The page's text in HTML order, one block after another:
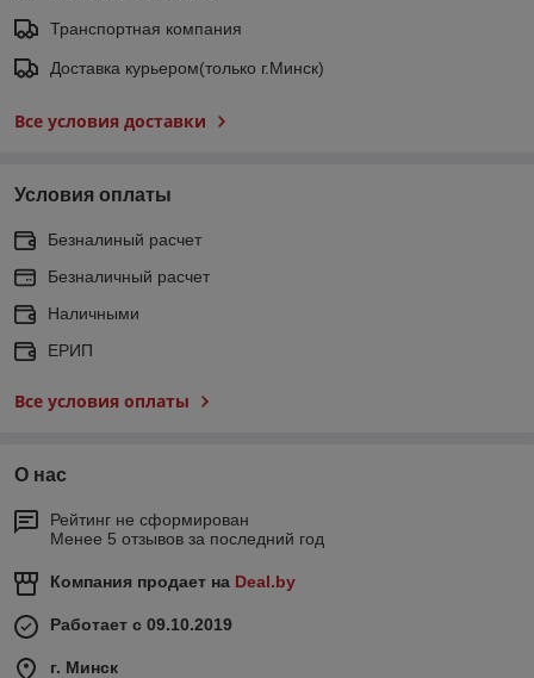
Транспортная компания
Доставка курьером(только г.Минск)
Все условия доставки
Условия оплаты
Безналиный расчет
Безналичный расчет
Наличными
ЕРИП
Все условия оплаты
О нас
Рейтинг не сформирован
Менее 5 отзывов за последний год
Компания продает на Deal.by
Работает с 09.10.2019
г. Минск